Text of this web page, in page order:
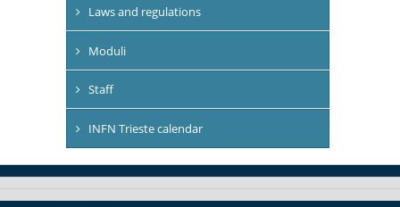
Laws and regulations
Moduli
Staff
INFN Trieste calendar